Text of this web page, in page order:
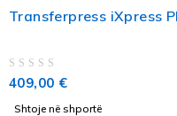
Transferpress iXpress
409,00 €
Shtoje në shportë